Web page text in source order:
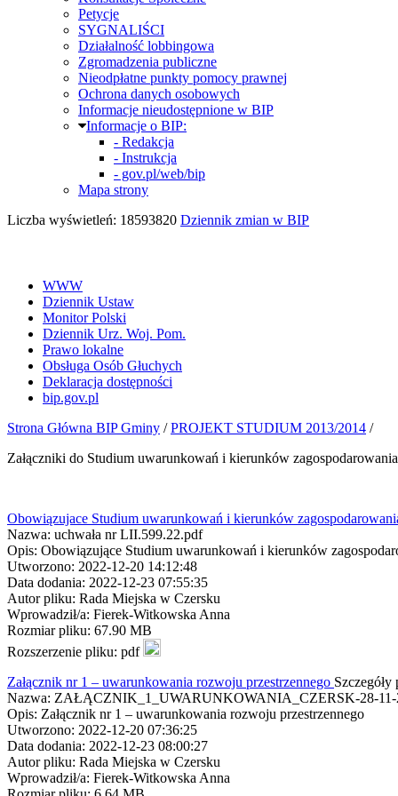
Petycje
SYGNALIŚCI
Działalność lobbingowa
Zgromadzenia publiczne
Nieodpłatne punkty pomocy prawnej
Ochrona danych osobowych
Informacje nieudostępnione w BIP
Informacje o BIP:
- Redakcja
- Instrukcja
- gov.pl/web/bip
Mapa strony
Liczba wyświetleń: 18593820 Dziennik zmian w BIP
WWW
Dziennik Ustaw
Monitor Polski
Dziennik Urz. Woj. Pom.
Prawo lokalne
Obsługa Osób Głuchych
Deklaracja dostępności
bip.gov.pl
Strona Główna BIP Gminy /PROJEKT STUDIUM 2013/2014 /
Załączniki do Studium uwarunkowań i kierunków
Obowiązujace Studium uwarunkowań i kierunków
Nazwa: uchwała nr LII.599.22.pdf
Opis: Obowiązujące Studium uwarunkowań i kierunków
Utworzono: 2022-12-20 14:12:48
Data dodania: 2022-12-23 07:55:35
Autor pliku: Rada Miejska w Czersku
Wprowadził/a: Fierek-Witkowska Anna
Rozmiar pliku: 67.90 MB
Rozszerzenie pliku: pdf
Załącznik nr 1 – uwarunkowania rozwoju przestrzennego Szczegóły
Nazwa: ZAŁĄCZNIK_1_UWARUNKOWANIA_CZERSK-28-11-
Opis: Załącznik nr 1 – uwarunkowania rozwoju przestrzennego
Utworzono: 2022-12-20 07:36:25
Data dodania: 2022-12-23 08:00:27
Autor pliku: Rada Miejska w Czersku
Wprowadził/a: Fierek-Witkowska Anna